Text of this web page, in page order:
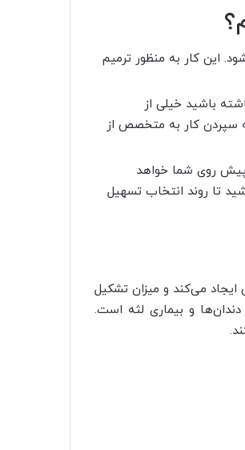
این کار به منظور ترمیم
باشید خیلی از
سپردن کار به متخصص از
روی شما خواهد
تا روند انتخاب تسهیل
می‌کند و میزان تشکیل
و بیماری لثه است.